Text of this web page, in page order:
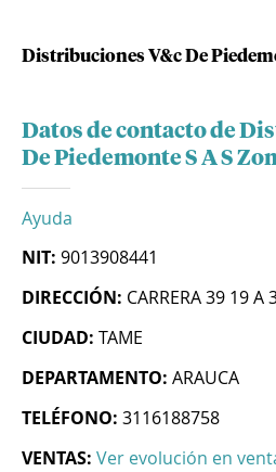
Distribuciones V&c De
Datos de contacto de
De Piedemonte S A S
Ayuda
NIT: 9013908441
DIRECCIÓN: CARRERA 39 19 A
CIUDAD: TAME
DEPARTAMENTO: ARAUCA
TELÉFONO: 3116188758
VENTAS: Ver evolución en